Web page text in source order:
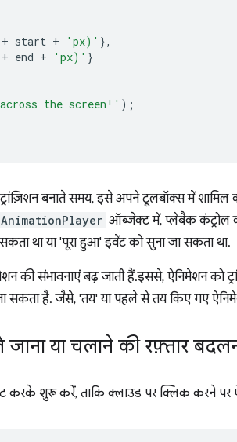
+ start + 'px)' },
+ end + 'px)' }
across the screen!' );
बनाते समय, इसे अपने टूलबॉक्स में शामिल
AnimationPlayer ऑब्जेक्ट में, प्लेबैक कंट्रोल
था या 'पूरा हुआ' इवेंट को सुना जा सकता था.
की संभावनाएं बढ़ जाती हैं.इससे, ऐनिमेशन को
सकता है. जैसे, 'तय' या पहले से तय किए गए
या चलाने की रफ़्तार
करके शुरू करें, ताकि क्लाउड पर क्लिक करने पर